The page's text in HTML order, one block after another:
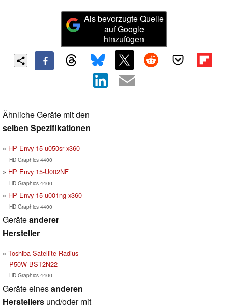
Als bevorzugte Quelle
auf Google
hinzufügen
Ähnliche Geräte mit den
selben Spezifikationen
HP Envy 15-u050sr x360
HD Graphics 4400
HP Envy 15-U002NF
HD Graphics 4400
HP Envy 15-u001ng x360
HD Graphics 4400
Geräteanderer
Hersteller
Toshiba Satellite Radius
P50W-BST2N22
HD Graphics 4400
Geräte einesanderen
Herstellers und/oder mit